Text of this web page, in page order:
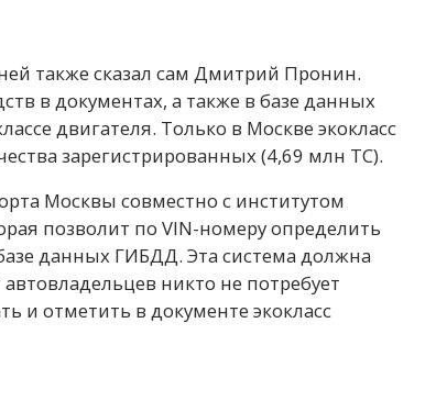
также сказал сам Дмитрий Пронин.
в документах, а также в базе данных
двигателя. Только в Москве экокласс
зарегистрированных (4,69 млн ТС).
Москвы совместно с институтом
позволит по VIN-номеру определить
данных ГИБДД. Эта система должна
никто не потребует
и отметить в документе экокласс